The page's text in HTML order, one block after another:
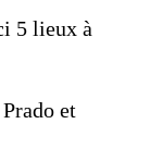
5 lieux à
et